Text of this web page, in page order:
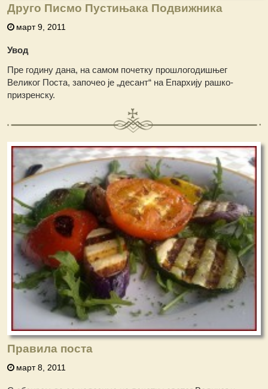
Друго Писмо Пустињака Подвижника
март 9, 2011
Увод
Пре годину дана, на самом почетку прошлогодишњег
Великог Поста, започео је „десант“ на Епархију рашко-
призренску.
Правила поста
март 8, 2011